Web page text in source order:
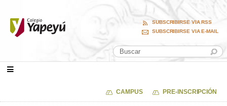
SUBSCRIBIRSE VIA RSS
SUBSCRIBIRSE VIA E-MAIL
CAMPUS PRE-INSCRIPCIÓN